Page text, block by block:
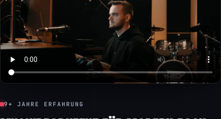
9+ JAHRE ERFAHRUNG